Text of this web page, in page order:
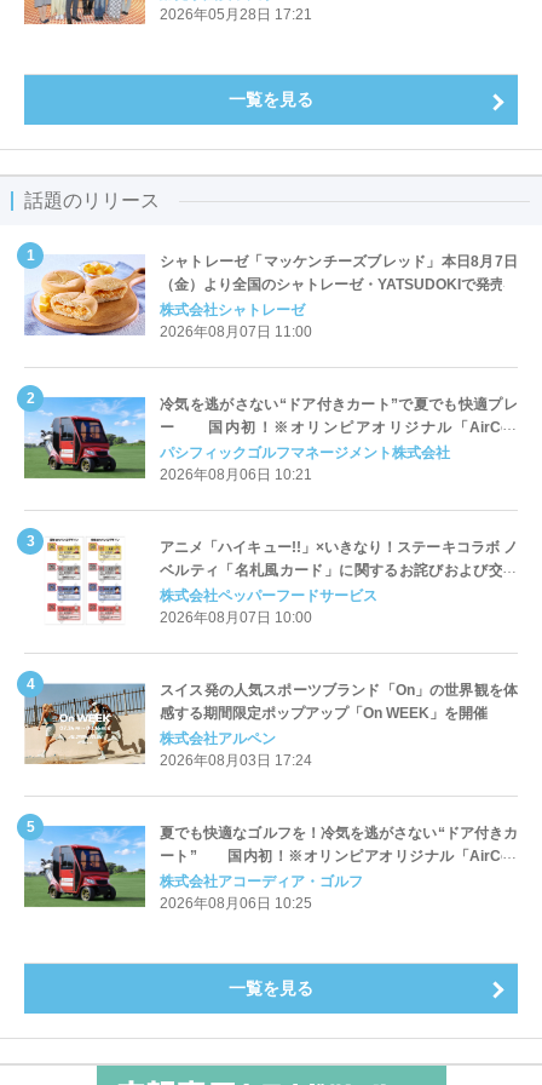
西哲ゼミ）
2026年05月28日 17:21
一覧を見る
話題のリリース
シャトレーゼ「マッケンチーズブレッド」本日8月7日
（金）より全国のシャトレーゼ・YATSUDOKIで発売
株式会社シャトレーゼ
2026年08月07日 11:00
冷気を逃がさない“ドア付きカート”で夏でも快適プレ
ー 国内初！※オリンピアオリジナル「AirCon
Cart（エアコンカート）」導入 | ＰＧＭ
パシフィックゴルフマネージメント株式会社
2026年08月06日 10:21
アニメ「ハイキュー!!」×いきなり！ステーキコラボ ノ
ベルティ「名札風カード」に関するお詫びおよび交換
対応についてのご案内
株式会社ペッパーフードサービス
2026年08月07日 10:00
スイス発の人気スポーツブランド「On」の世界観を体
感する期間限定ポップアップ「On WEEK」を開催
株式会社アルペン
2026年08月03日 17:24
夏でも快適なゴルフを！冷気を逃がさない“ドア付きカ
ート” 国内初！※オリンピアオリジナル「AirCon
Cart（エアコンカート）」導入 | アコーディア・ゴ
ルフ
株式会社アコーディア・ゴルフ
2026年08月06日 10:25
一覧を見る